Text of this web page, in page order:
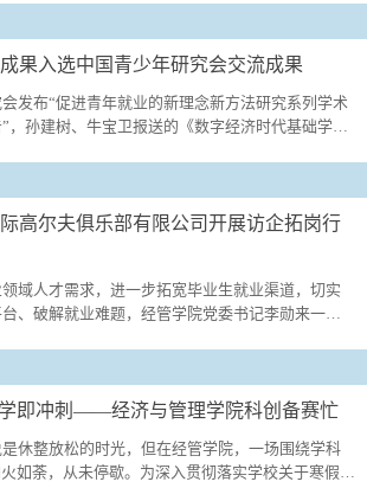
果入选中国青少年研究会交流成果
发布“促进青年就业的新理念新方法研究系列学术
，孙建树、牛宝卫报送的《数字经济时代基础学科
青年就业的新理念新方法研究系列学术活动”获国家
:25SGD034，项目类别:学术会议类)。为扩大系列
学术活动落地见效，面向党政有关部门、共青团...
高尔夫俱乐部有限公司开展访企拓岗行
域人才需求，进一步拓宽毕业生就业渠道，切实
、破解就业难题，经管学院党委书记李勋来一行
理朱崇宇、综合部经理司丽娜及相关部门负责人
方围绕人才培养、实习就业、产学研融合、产业
，就如何实现校企资源互补、精准对接人才供需
学即冲刺——经济与管理学院科创备赛忙
休整放松的时光，但在经管学院，一场围绕学科
如荼，从未停歇。为深入贯彻落实学校关于寒假学